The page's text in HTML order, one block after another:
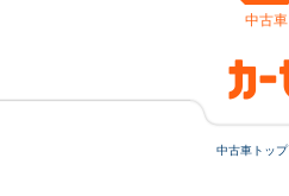
中古車
中古車トップ